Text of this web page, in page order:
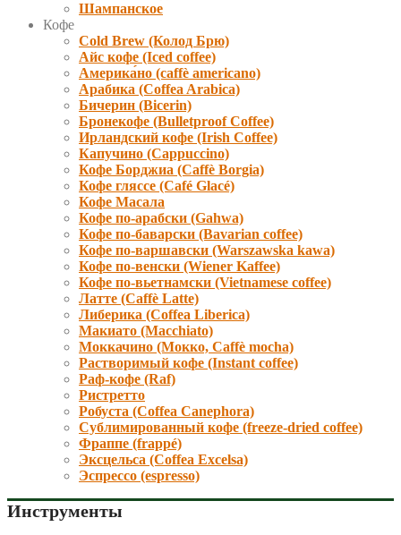
Шампанское
Кофе
Cold Brew (Колод Брю)
Айс кофе (Iced coffee)
Америка́но (caffè americano)
Арабика (Coffea Arabica)
Бичерин (Bicerin)
Бронекофе (Bulletproof Coffee)
Ирландский кофе (Irish Coffee)
Капучино (Cappuccino)
Кофе Борджиа (Caffè Borgia)
Кофе гляссе (Café Glacé)
Кофе Масала
Кофе по-арабски (Gahwa)
Кофе по-баварски (Bavarian coffee)
Кофе по-варшавски (Warszawska kawa)
Кофе по-венски (Wiener Kaffee)
Кофе по-вьетнамски (Vietnamese coffee)
Латте (Caffè Latte)
Либерика (Coffea Liberica)
Макиато (Macchiato)
Моккачино (Мокко, Caffè mocha)
Растворимый кофе (Instant coffee)
Раф-кофе (Raf)
Ристретто
Робуста (Coffea Canephora)
Сублимированный кофе (freeze-dried coffee)
Фраппе (frappé)
Эксцельса (Coffea Excelsa)
Эспрессо (espresso)
Инструменты